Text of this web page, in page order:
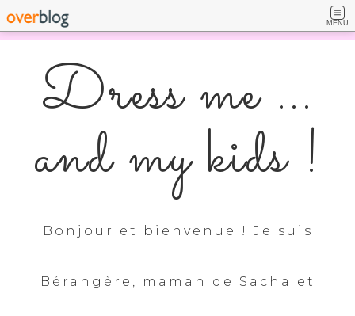
MENU
Dress me ...
and my kids !
Bonjour et bienvenue ! Je suis
Bérangère, maman de Sacha et